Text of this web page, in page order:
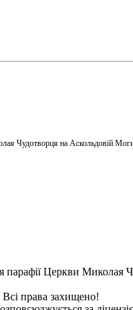
Чудотворця на Аскольдовій
парафії Церкви Миколая
Всі права захищено!